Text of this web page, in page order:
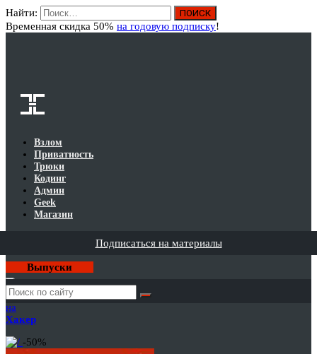
Найти:
Временная скидка 50% на годовую подписку!
Взлом
Приватность
Трюки
Кодинг
Админ
Geek
Магазин
Подписаться на материалы
Выпуски
Годовая
подписка
на
Хакер
-50%